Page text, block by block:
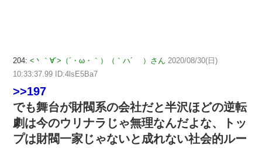
204: <丶｀∀´>（´・ω・｀）（｀ハ´ ）さん 2020/08/30(日)
10:33:37.99 ID:4lsE5Ba7
>>197
でも舞台が財閥系の会社だと半沢ほどの逆転
劇は今のウリナラじゃ無理なんだよな、トッ
プは財閥一家じゃないと成れない社会的ルー